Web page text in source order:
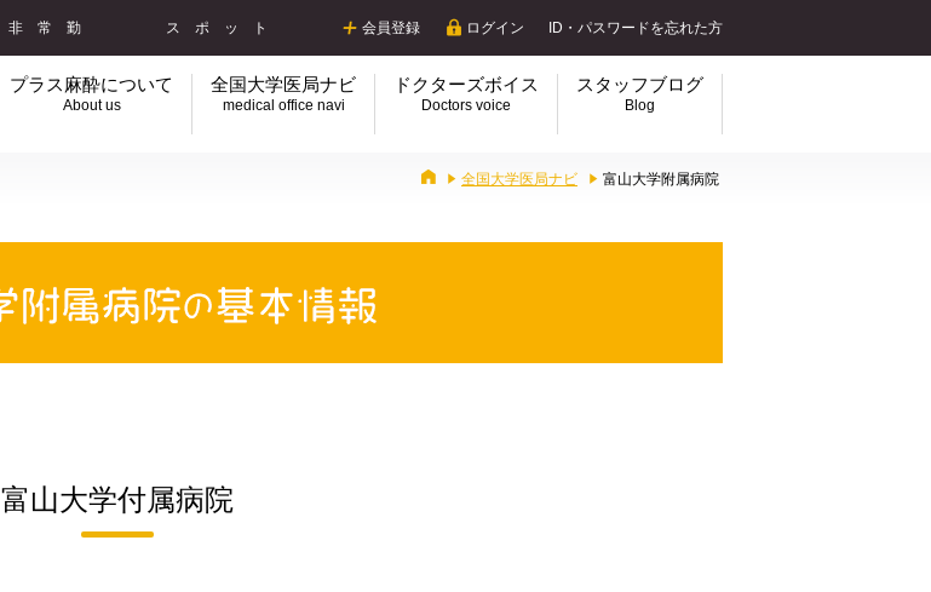
非 常 勤 ス ポ ッ ト 会員登録 ログイン ID・パスワードを忘れた方
プラス麻酔について
About us
全国大学医局ナビ
medical office navi
ドクターズボイス
Doctors voice
スタッフブログ
Blog
全国大学医局ナビ 富山大学附属病院
富山大学付属病院